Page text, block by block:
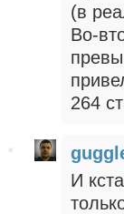
(в
Во-
264
И